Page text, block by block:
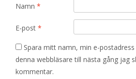
Namn *
E-post *
Spara mitt namn, min e-
denna webbläsare till nästa gång jag
kommentar.